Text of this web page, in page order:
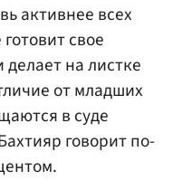
активнее всех
свое
на листке
от младших
в суде
говорит по-